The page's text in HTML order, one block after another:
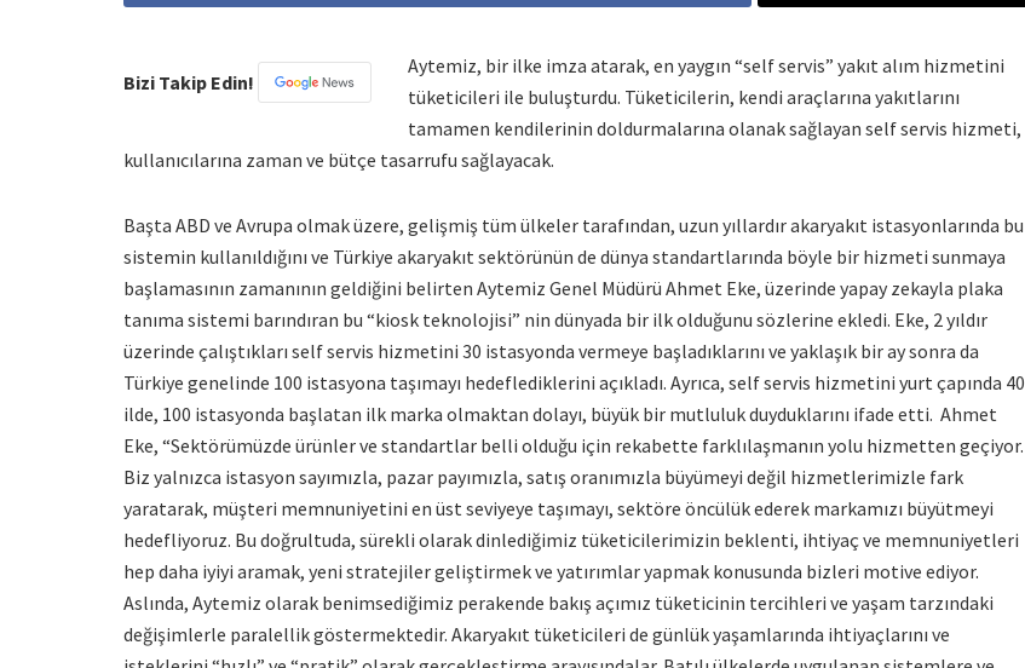
Bizi Takip Edin!
Aytemiz, bir ilke imza atarak, en yaygın “self servis” yakıt alım hizmetini
tüketicileri ile buluşturdu. Tüketicilerin, kendi araçlarına yakıtlarını
tamamen kendilerinin doldurmalarına olanak sağlayan self servis hizmeti,
kullanıcılarına zaman ve bütçe tasarrufu sağlayacak.
Başta ABD ve Avrupa olmak üzere, gelişmiş tüm ülkeler tarafından, uzun yıllardır akaryakıt istasyonlarında bu
sistemin kullanıldığını ve Türkiye akaryakıt sektörünün de dünya standartlarında böyle bir hizmeti sunmaya
başlamasının zamanının geldiğini belirten Aytemiz Genel Müdürü Ahmet Eke, üzerinde yapay zekayla plaka
tanıma sistemi barındıran bu “kiosk teknolojisi” nin dünyada bir ilk olduğunu sözlerine ekledi. Eke, 2 yıldır
üzerinde çalıştıkları self servis hizmetini 30 istasyonda vermeye başladıklarını ve yaklaşık bir ay sonra da
Türkiye genelinde 100 istasyona taşımayı hedeflediklerini açıkladı. Ayrıca, self servis hizmetini yurt çapında 40
ilde, 100 istasyonda başlatan ilk marka olmaktan dolayı, büyük bir mutluluk duyduklarını ifade etti. Ahmet
Eke, “Sektörümüzde ürünler ve standartlar belli olduğu için rekabette farklılaşmanın yolu hizmetten geçiyor.
Biz yalnızca istasyon sayımızla, pazar payımızla, satış oranımızla büyümeyi değil hizmetlerimizle fark
yaratarak, müşteri memnuniyetini en üst seviyeye taşımayı, sektöre öncülük ederek markamızı büyütmeyi
hedefliyoruz. Bu doğrultuda, sürekli olarak dinlediğimiz tüketicilerimizin beklenti, ihtiyaç ve memnuniyetleri
hep daha iyiyi aramak, yeni stratejiler geliştirmek ve yatırımlar yapmak konusunda bizleri motive ediyor.
Aslında, Aytemiz olarak benimsediğimiz perakende bakış açımız tüketicinin tercihleri ve yaşam tarzındaki
değişimlerle paralellik göstermektedir. Akaryakıt tüketicileri de günlük yaşamlarında ihtiyaçlarını ve